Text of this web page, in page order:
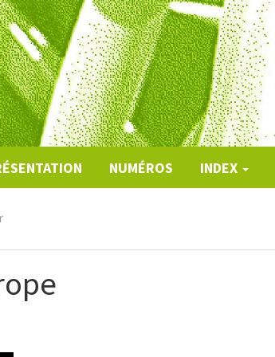
NUMÉROS INDEX